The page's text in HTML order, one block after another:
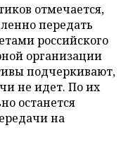
отмечается,
передать
российского
организации
подчеркивают,
не идет. По их
останется
на